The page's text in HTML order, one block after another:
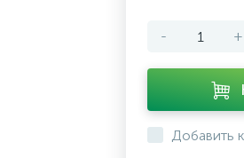
- +
Добавить